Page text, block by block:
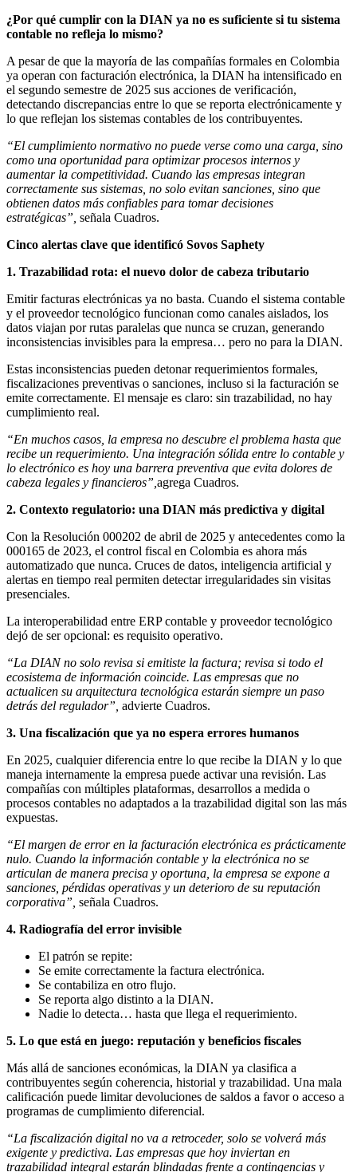
¿Por qué cumplir con la DIAN ya no es suficiente si tu sistema
contable no refleja lo mismo?
A pesar de que la mayoría de las compañías formales en Colombia
ya operan con facturación electrónica, la DIAN ha intensificado en
el segundo semestre de 2025 sus acciones de verificación,
detectando discrepancias entre lo que se reporta electrónicamente y
lo que reflejan los sistemas contables de los contribuyentes.
“El cumplimiento normativo no puede verse como una carga, sino
como una oportunidad para optimizar procesos internos y
aumentar la competitividad. Cuando las empresas integran
correctamente sus sistemas, no solo evitan sanciones, sino que
obtienen datos más confiables para tomar decisiones
estratégicas”, señala Cuadros.
Cinco alertas clave que identificó Sovos Saphety
1. Trazabilidad rota: el nuevo dolor de cabeza tributario
Emitir facturas electrónicas ya no basta. Cuando el sistema contable
y el proveedor tecnológico funcionan como canales aislados, los
datos viajan por rutas paralelas que nunca se cruzan, generando
inconsistencias invisibles para la empresa… pero no para la DIAN.
Estas inconsistencias pueden detonar requerimientos formales,
fiscalizaciones preventivas o sanciones, incluso si la facturación se
emite correctamente. El mensaje es claro: sin trazabilidad, no hay
cumplimiento real.
“En muchos casos, la empresa no descubre el problema hasta que
recibe un requerimiento. Una integración sólida entre lo contable y
lo electrónico es hoy una barrera preventiva que evita dolores de
cabeza legales y financieros”, agrega Cuadros.
2. Contexto regulatorio: una DIAN más predictiva y digital
Con la Resolución 000202 de abril de 2025 y antecedentes como la
000165 de 2023, el control fiscal en Colombia es ahora más
automatizado que nunca. Cruces de datos, inteligencia artificial y
alertas en tiempo real permiten detectar irregularidades sin visitas
presenciales.
La interoperabilidad entre ERP contable y proveedor tecnológico
dejó de ser opcional: es requisito operativo.
“La DIAN no solo revisa si emitiste la factura; revisa si todo el
ecosistema de información coincide. Las empresas que no
actualicen su arquitectura tecnológica estarán siempre un paso
detrás del regulador”, advierte Cuadros.
3. Una fiscalización que ya no espera errores humanos
En 2025, cualquier diferencia entre lo que recibe la DIAN y lo que
maneja internamente la empresa puede activar una revisión. Las
compañías con múltiples plataformas, desarrollos a medida o
procesos contables no adaptados a la trazabilidad digital son las más
expuestas.
“El margen de error en la facturación electrónica es prácticamente
nulo. Cuando la información contable y la electrónica no se
articulan de manera precisa y oportuna, la empresa se expone a
sanciones, pérdidas operativas y un deterioro de su reputación
corporativa”, señala Cuadros.
4. Radiografía del error invisible
El patrón se repite:
Se emite correctamente la factura electrónica.
Se contabiliza en otro flujo.
Se reporta algo distinto a la DIAN.
Nadie lo detecta… hasta que llega el requerimiento.
5. Lo que está en juego: reputación y beneficios fiscales
Más allá de sanciones económicas, la DIAN ya clasifica a
contribuyentes según coherencia, historial y trazabilidad. Una mala
calificación puede limitar devoluciones de saldos a favor o acceso a
programas de cumplimiento diferencial.
“La fiscalización digital no va a retroceder, solo se volverá más
exigente y predictiva. Las empresas que hoy inviertan en
trazabilidad integral estarán blindadas frente a contingencias y